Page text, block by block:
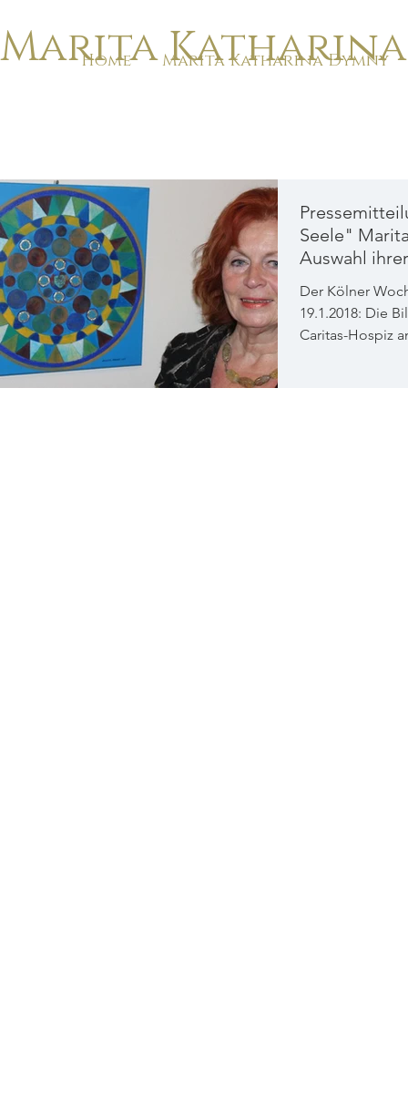
Marita Katharina
Home Marita Katharina Dymny
Seele"
Auswahl
Der Kölner
19.1.2018: Die
Caritas-Hospiz